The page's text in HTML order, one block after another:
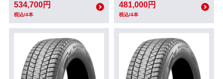
534,700円
税込/4本
481,000円
税込/4本